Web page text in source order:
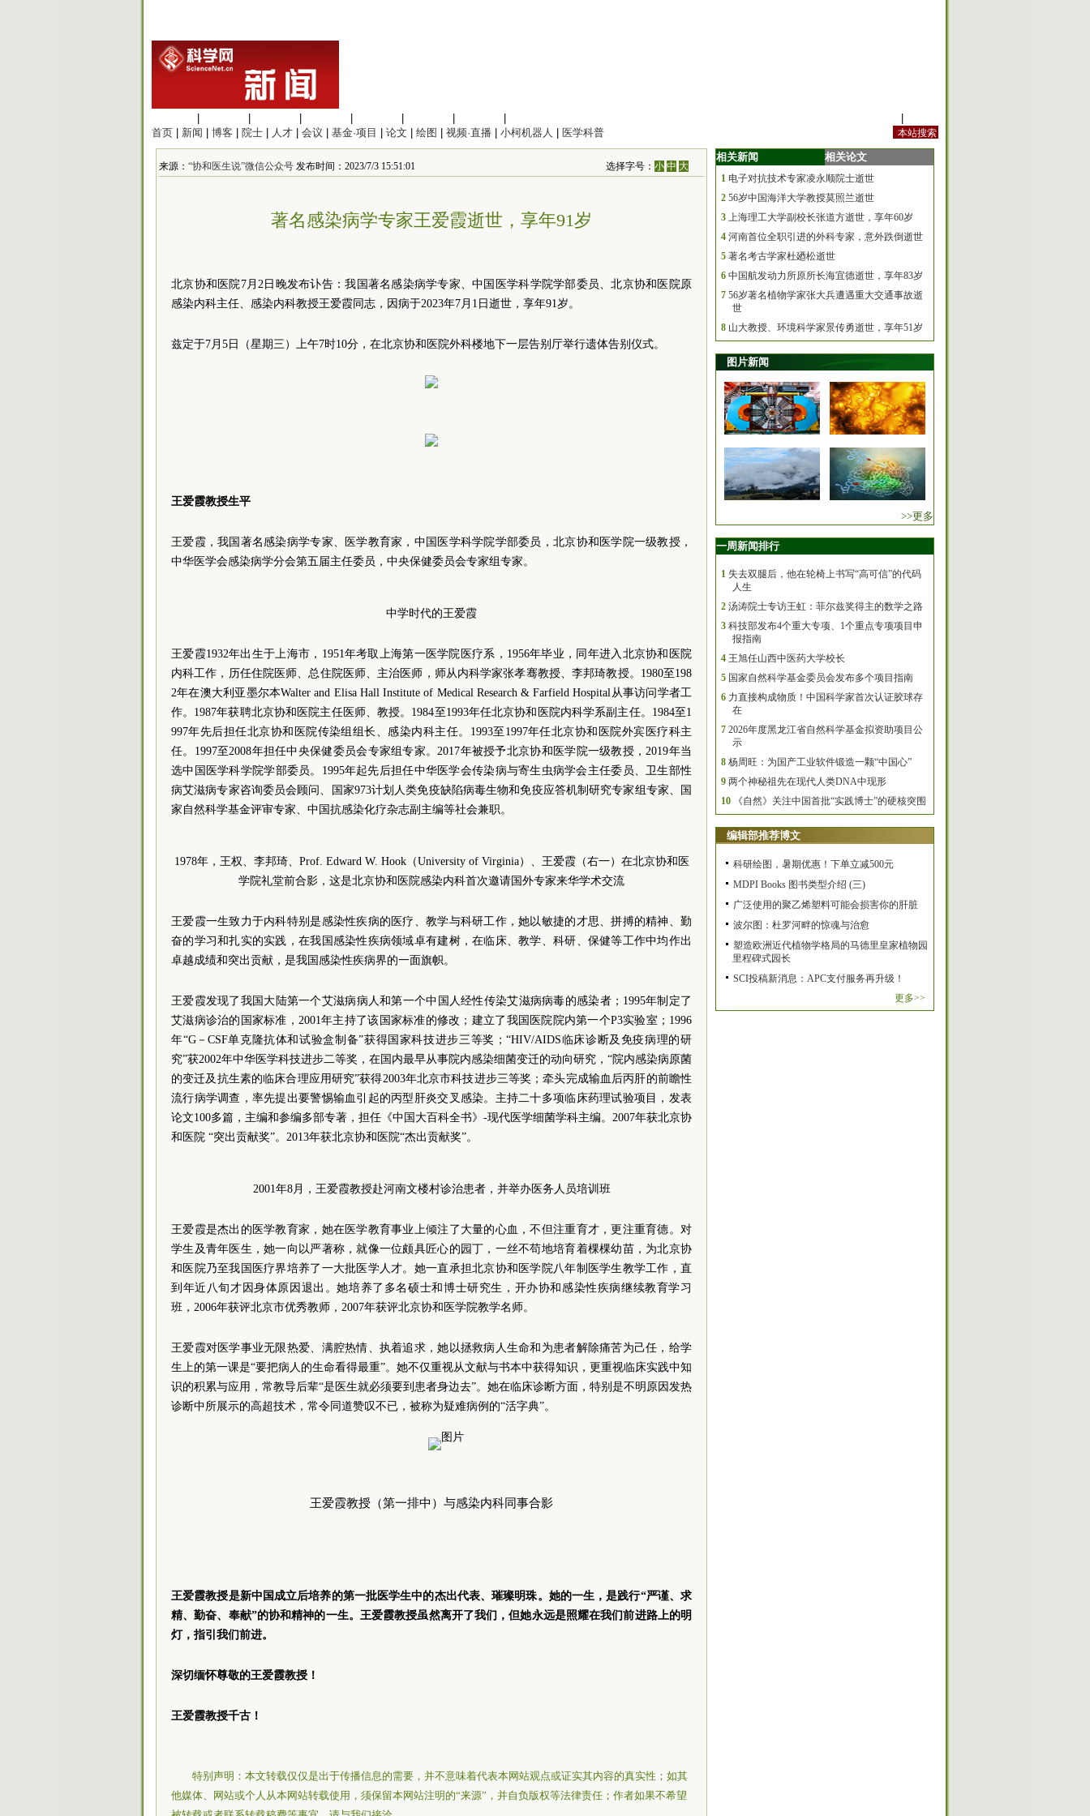
首页
新闻 博客 院士 人才 会议 基金·项目 论文 绘图 视频·直播 小柯机器人 医学科普
来源： “协和医生说”微信公众号 发布时间：2023/7/3 15:51:01 选择字号：小 中 大
著名感染病学专家王爱霞逝世，享年91岁
北京协和医院7月2日晚发布讣告：我国著名感染病学专家、中国医学科学院学部委员、北京协和医院原
感染内科主任、感染内科教授王爱霞同志，因病于2023年7月1日逝世，享年91岁。
兹定于7月5日（星期三）上午7时10分，在北京协和医院外科楼地下一层告别厅举行遗体告别仪式。
王爱霞教授生平
王爱霞，我国著名感染病学专家、医学教育家，中国医学科学院学部委员，北京协和医学院一级教授，
中华医学会感染病学分会第五届主任委员，中央保健委员会专家组专家。
中学时代的王爱霞
王爱霞1932年出生于上海市，1951年考取上海第一医学院医疗系，1956年毕业，同年进入北京协和医院
内科工作，历任住院医师、总住院医师、主治医师，师从内科学家张孝骞教授、李邦琦教授。1980至198
2年在澳大利亚墨尔本Walter and Elisa Hall Institute of Medical Research & Farfield Hospital从事访问学者工
作。1987年获聘北京协和医院主任医师、教授。1984至1993年任北京协和医院内科学系副主任。1984至1
997年先后担任北京协和医院传染组组长、感染内科主任。1993至1997年任北京协和医院外宾医疗科主
任。1997至2008年担任中央保健委员会专家组专家。2017年被授予北京协和医学院一级教授，2019年当
选中国医学科学院学部委员。1995年起先后担任中华医学会传染病与寄生虫病学会主任委员、卫生部性
病艾滋病专家咨询委员会顾问、国家973计划人类免疫缺陷病毒生物和免疫应答机制研究专家组专家、国
家自然科学基金评审专家、中国抗感染化疗杂志副主编等社会兼职。
1978年，王权、李邦琦、Prof. Edward W. Hook（University of Virginia）、王爱霞（右一）在北京协和医
学院礼堂前合影，这是北京协和医院感染内科首次邀请国外专家来华学术交流
王爱霞一生致力于内科特别是感染性疾病的医疗、教学与科研工作，她以敏捷的才思、拼搏的精神、勤
奋的学习和扎实的实践，在我国感染性疾病领域卓有建树，在临床、教学、科研、保健等工作中均作出
卓越成绩和突出贡献，是我国感染性疾病界的一面旗帜。
王爱霞发现了我国大陆第一个艾滋病病人和第一个中国人经性传染艾滋病病毒的感染者；1995年制定了
艾滋病诊治的国家标准，2001年主持了该国家标准的修改；建立了我国医院院内第一个P3实验室；1996
年“G－CSF单克隆抗体和试验盒制备”获得国家科技进步三等奖；“HIV/AIDS临床诊断及免疫病理的研
究”获2002年中华医学科技进步二等奖，在国内最早从事院内感染细菌变迁的动向研究，“院内感染病原菌
的变迁及抗生素的临床合理应用研究”获得2003年北京市科技进步三等奖；牵头完成输血后丙肝的前瞻性
流行病学调查，率先提出要警惕输血引起的丙型肝炎交叉感染。主持二十多项临床药理试验项目，发表
论文100多篇，主编和参编多部专著，担任《中国大百科全书》-现代医学细菌学科主编。2007年获北京协
和医院 “突出贡献奖”。2013年获北京协和医院“杰出贡献奖”。
2001年8月，王爱霞教授赴河南文楼村诊治患者，并举办医务人员培训班
王爱霞是杰出的医学教育家，她在医学教育事业上倾注了大量的心血，不但注重育才，更注重育德。对
学生及青年医生，她一向以严著称，就像一位颇具匠心的园丁，一丝不苟地培育着棵棵幼苗，为北京协
和医院乃至我国医疗界培养了一大批医学人才。她一直承担北京协和医学院八年制医学生教学工作，直
到年近八旬才因身体原因退出。她培养了多名硕士和博士研究生，开办协和感染性疾病继续教育学习
班，2006年获评北京市优秀教师，2007年获评北京协和医学院教学名师。
王爱霞对医学事业无限热爱、满腔热情、执着追求，她以拯救病人生命和为患者解除痛苦为己任，给学
生上的第一课是“要把病人的生命看得最重”。她不仅重视从文献与书本中获得知识，更重视临床实践中知
识的积累与应用，常教导后辈“是医生就必须要到患者身边去”。她在临床诊断方面，特别是不明原因发热
诊断中所展示的高超技术，常令同道赞叹不已，被称为疑难病例的“活字典”。
王爱霞教授（第一排中）与感染内科同事合影
王爱霞教授是新中国成立后培养的第一批医学生中的杰出代表、璀璨明珠。她的一生，是践行“严谨、求
精、勤奋、奉献”的协和精神的一生。王爱霞教授虽然离开了我们，但她永远是照耀在我们前进路上的明
灯，指引我们前进。
深切缅怀尊敬的王爱霞教授！
王爱霞教授千古！
特别声明：本文转载仅仅是出于传播信息的需要，并不意味着代表本网站观点或证实其内容的真实性；如其
他媒体、网站或个人从本网站转载使用，须保留本网站注明的“来源”，并自负版权等法律责任；作者如果不希望
相关新闻 相关论文
1 电子对抗技术专家凌永顺院士逝世
2 56岁中国海洋大学教授莫照兰逝世
3 上海理工大学副校长张道方逝世，享年60岁
4 河南首位全职引进的外科专家，意外跌倒逝世
5 著名考古学家杜廼松逝世
6 中国航发动力所原所长海宜德逝世，享年83岁
7 56岁著名植物学家张大兵遭遇重大交通事故逝
世
8 山大教授、环境科学家景传勇逝世，享年51岁
图片新闻
>>更多
一周新闻排行
1 失去双腿后，他在轮椅上书写“高可信”的代码
人生
2 汤涛院士专访王虹：菲尔兹奖得主的数学之路
3 科技部发布4个重大专项、1个重点专项项目申
报指南
4 王旭任山西中医药大学校长
5 国家自然科学基金委员会发布多个项目指南
6 力直接构成物质！中国科学家首次认证胶球存
在
7 2026年度黑龙江省自然科学基金拟资助项目公
示
8 杨周旺：为国产工业软件锻造一颗“中国心”
9 两个神秘祖先在现代人类DNA中现形
10
《自然》关注中国首批“实践博士”的硬核突围
编辑部推荐博文
科研绘图，暑期优惠！下单立减500元
MDPI Books 图书类型介绍 (三)
广泛使用的聚乙烯塑料可能会损害你的肝脏
波尔图：杜罗河畔的惊魂与治愈
塑造欧洲近代植物学格局的马德里皇家植物园
里程碑式园长
SCI投稿新消息：APC支付服务再升级！
更多>>